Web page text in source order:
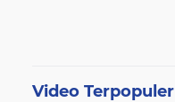
Video Terpopuler